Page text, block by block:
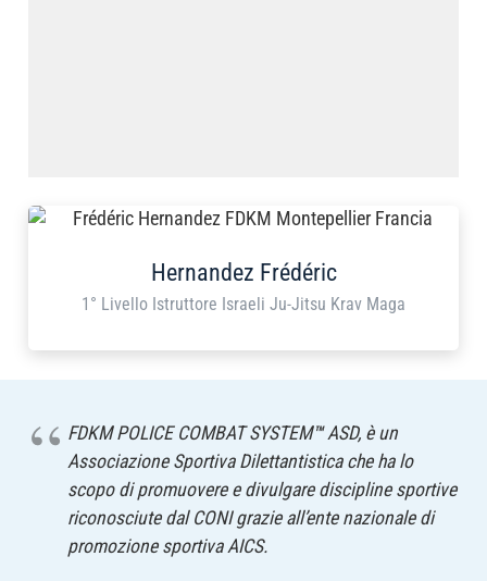
Hernandez Frédéric
1° Livello Istruttore Israeli Ju-Jitsu Krav Maga
FDKM POLICE COMBAT SYSTEM™ASD, è un
Associazione Sportiva Dilettantistica che ha lo
scopo di promuovere e divulgare discipline sportive
riconosciute dal CONI grazie all’ente nazionale di
promozione sportiva AICS.